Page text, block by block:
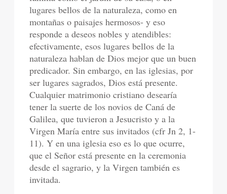
lugares bellos de la naturaleza, como en
montañas o paisajes hermosos- y eso
responde a deseos nobles y atendibles:
efectivamente, esos lugares bellos de la
naturaleza hablan de Dios mejor que un buen
predicador. Sin embargo, en las iglesias, por
ser lugares sagrados, Dios está presente.
Cualquier matrimonio cristiano desearía
tener la suerte de los novios de Caná de
Galilea, que tuvieron a Jesucristo y a la
Virgen María entre sus invitados (cfr Jn 2, 1-
11). Y en una iglesia eso es lo que ocurre,
que el Señor está presente en la ceremonia
desde el sagrario, y la Virgen también es
invitada.